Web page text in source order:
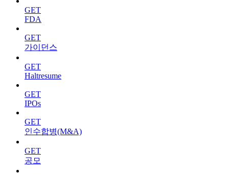
GET
FDA
GET
가이던스
GET
Haltresume
GET
IPOs
GET
인수합병(M&A)
GET
공모